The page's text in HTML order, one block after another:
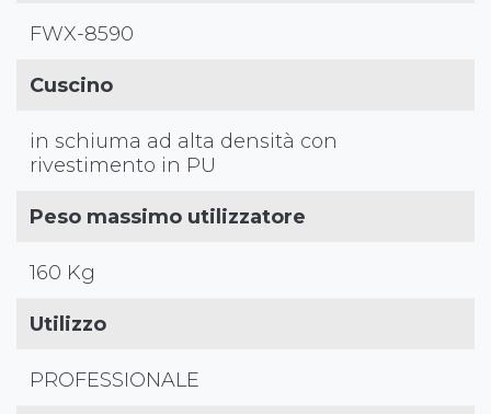
FWX-8590
Cuscino
in schiuma ad alta densità con
rivestimento in PU
Peso massimo utilizzatore
160 Kg
Utilizzo
PROFESSIONALE